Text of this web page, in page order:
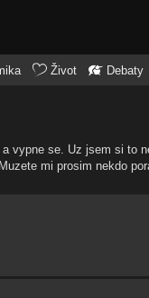
Život Debaty
vypne se. Uz jsem si to
mi prosim nekdo